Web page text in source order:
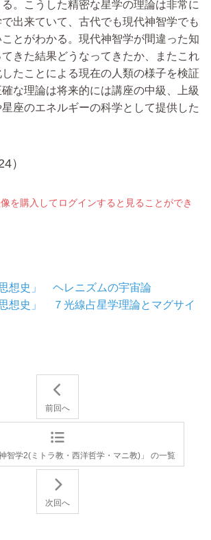
。こうした精密な星学の理論は非常に
出来ていて、古代でも現代神智学でも
とがわかる。現代神智学が間違った知
きた結果どうなってきたか、またこれ
たことによる現在の人類の様子を検証
な理論は将来的には講座の中級、上級
座のエネルギーの科学として提供した
）
を購入してログインすると見ることができ
思想史」 ヘレニズムの宇宙論
思想史」 ７光線占星学理論とマグサイ
前回へ
智学2(ミトラ教・西洋哲学・マニ教)」 の一覧
次回へ